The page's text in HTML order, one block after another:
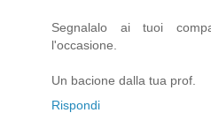
Segnalalo ai tuoi
l'occasione.
Un bacione dalla tua prof.
Rispondi